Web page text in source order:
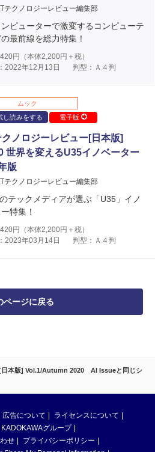
日本版] Vol.1/Autumn 2020 AI Issueと同じシ
テクノロジーレビュー編集部
ピューターで激変するコンピューテ
最前線を総力特集！
円（本体2,200円＋税）
2022年12月13日
判型：Ａ４判
ムック
し読みをする
電子版
クノロジーレビュー[日本版]
世界を変えるU35イノベーター
版
テクノロジーレビュー編集部
テックメディアが選ぶ「U35」イノ
特集！
円（本体2,200円＋税）
2023年03月14日
判型：Ａ４判
ページに戻る
広告について
ライセンスについて
KADOKAWAグループ
せ
プライバシーポリシー